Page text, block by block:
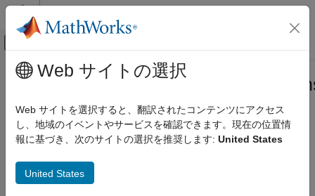
コンテンツへスキップ
オフキャンバス ナビゲーション メ
ドキュメンテーションのホーム
検証、妥当性確認、テスト
Requirements Toolbox
要件のインポートと統合
メインコンテンツ
クラス
名前空間: slreq.callback
Microsoft Excel
Web サイトの選択
Web サイトを選択すると、翻訳されたコンテンツにアクセス
し、地域のイベントやサービスを確認できます。現在の位置情
報に基づき、次のサイトの選択を推奨します: United States
United States